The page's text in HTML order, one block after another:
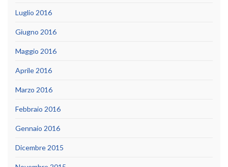
Luglio 2016
Giugno 2016
Maggio 2016
Aprile 2016
Marzo 2016
Febbraio 2016
Gennaio 2016
Dicembre 2015